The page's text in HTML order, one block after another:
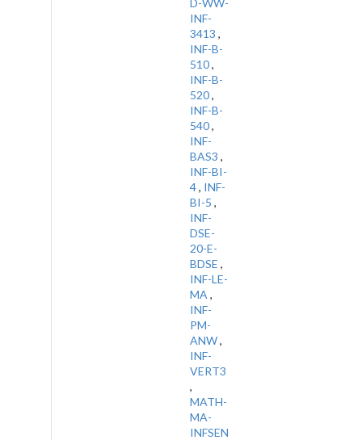
INF-
3413 ,
INF-B-
510,
INF-B-
520,
INF-B-
540,
INF-
BAS3 ,
INF-BI-
4, INF-
BI-5 ,
INF-
DSE-
20-E-
BDSE ,
INF-LE-
MA ,
INF-
PM-
ANW,
INF-
VERT3
,
MATH-
MA-
INFSEN